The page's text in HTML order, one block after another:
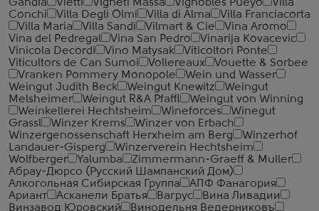
Gandia
Vietti Vigneti Massa Vignobles Pueyo
Villa
Conchi
Villa Degli Olmi Villa di Alma
Villa Franciacorta
Villa Maria
Villa Sandi Vilmart & Cie
Vina Aromo
Vina del Pedregal
Vina San Pedro
Vinarija Kovacevic
Vinicola Decordi
Vino Matysak
Viticoltori Ponte
Viticultors de Can Sumoi
Vollereaux
Vouette & Sorbee
Vranken Pommery Monopole
Wein und Wasser
Weingut Judith Beck
Weingut Knewitz
Weingut
Melsheimer
Weingut R&A Pfaffl
Weingut von Winning
Weinkellerei Hechtsheim
Wineforces
Winegut
Grassl
Winzer Krems
Winzer von Erbach
Winzergenossenschaft Herxheim am Berg
Winzerhof
Landauer-Gisperg
Winzerverein Hechtsheim
Wolfberger
Yalumba
Zimmermann-Graeff & Muller
Абрау-Дюрсо (Русский Шампанский Дом)
Алкогольная Сибирская Группа
АПФ Фанагория
Ариант
Асканели Братья Вагрус
Вина Ливадии
Винзавод Юровский
Винодельня Ведерниковъ